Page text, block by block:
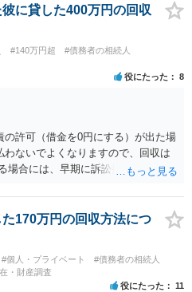
続が開始した場合については先述の
相談者さまがお考えのほど強いもの
力の範囲で認められるものです。 親
文はありません。 また、親に対す
養義務に比べて弱いものです。 生
なります。
に貸した400万円の回収
#140万円超
#債務者の相続人
役にたった 8
許可（借金を0円にする）が出た場
ないでよくなりますので、回収は
場合には、早期に訴訟提起などを進
170万円の回収方法につ
#個人・プライベート
#債務者の相続人
・財産調査
役にたった 11